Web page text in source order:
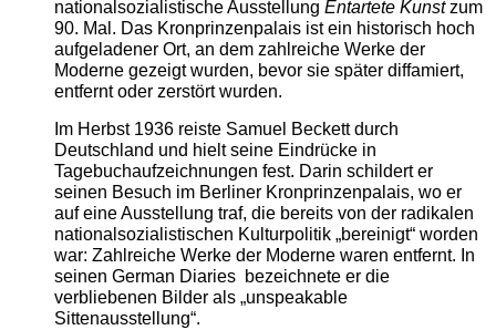
nationalsozialistische Ausstellung Entartete Kunstzum
90. Mal. Das Kronprinzenpalais ist ein historisch hoch
aufgeladener Ort, an dem zahlreiche Werke der
Moderne gezeigt wurden, bevor sie später diffamiert,
entfernt oder zerstört wurden.
Im Herbst 1936 reiste Samuel Beckett durch
Deutschland und hielt seine Eindrücke in
Tagebuchaufzeichnungen fest. Darin schildert er
seinen Besuch im Berliner Kronprinzenpalais, wo er
auf eine Ausstellung traf, die bereits von der radikalen
nationalsozialistischen Kulturpolitik „bereinigt“ worden
war: Zahlreiche Werke der Moderne waren entfernt. In
seinen German Diaries bezeichnete er die
verbliebenen Bilder als „unspeakable
Sittenausstellung“.